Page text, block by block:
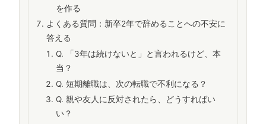
を作る
よくある質問：新卒2年で辞めることへの不安に
答える
Q. 「3年は続けないと」と言われるけど、本
当？
Q. 短期離職は、次の転職で不利になる？
Q. 親や友人に反対されたら、どうすればい
い？